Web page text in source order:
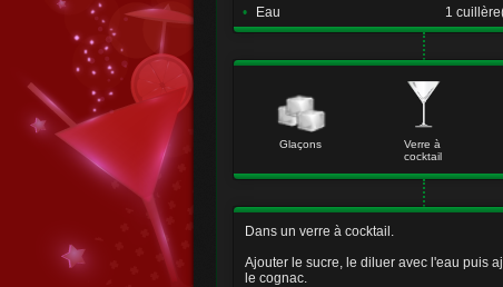
•
Eau 1
Glaçons
Verre à
cocktail
Dans un verre à cocktail.
Ajouter le sucre, le diluer avec l'eau puis
le cognac.